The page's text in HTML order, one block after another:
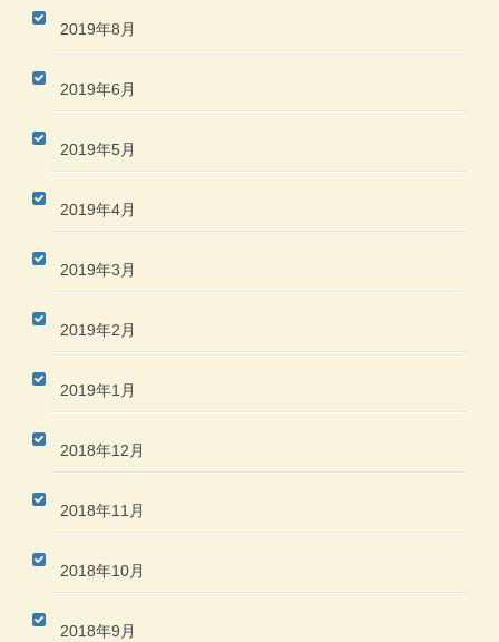
2019年8月
2019年6月
2019年5月
2019年4月
2019年3月
2019年2月
2019年1月
2018年12月
2018年11月
2018年10月
2018年9月